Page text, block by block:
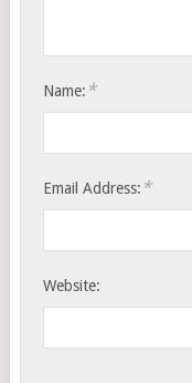
Name: *
Email Address: *
Website: